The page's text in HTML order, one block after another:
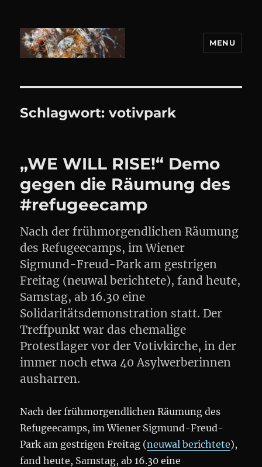
MENU
Schlagwort:votivpark
„WE WILL RISE!“ Demo
gegen die Räumung des
#refugeecamp
Nach der frühmorgendlichen Räumung
des Refugeecamps, im Wiener
Sigmund-Freud-Park am gestrigen
Freitag (neuwal berichtete), fand heute,
Samstag, ab 16.30 eine
Solidaritätsdemonstration statt. Der
Treffpunkt war das ehemalige
Protestlager vor der Votivkirche, in der
immer noch etwa 40 Asylwerberinnen
ausharren.
Nach der frühmorgendlichen Räumung des
Refugeecamps, im Wiener Sigmund-Freud-
Park am gestrigen Freitag (neuwal berichtete),
fand heute, Samstag, ab 16.30 eine